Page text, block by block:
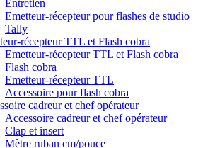
Entretien
Emetteur-récepteur pour flashes de studio
Tally
récepteur TTL et Flash cobra
Emetteur-récepteur TTL et Flash cobra
Flash cobra
Emetteur-récepteur TTL
Accessoire pour flash cobra
cadreur et chef opérateur
Accessoire cadreur et chef opérateur
Clap et insert
Mètre ruban cm/pouce